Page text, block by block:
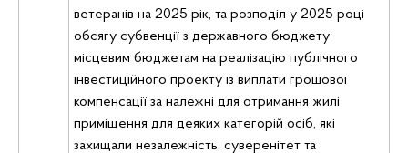
ветеранів на 2025 рік, та розподіл у 2025 році
обсягу субвенції з державного бюджету
місцевим бюджетам на реалізацію публічного
інвестиційного проекту із виплати грошової
компенсації за належні для отримання жилі
приміщення для деяких категорій осіб, які
захищали незалежність, суверенітет та